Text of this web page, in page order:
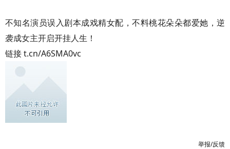
不知名演员误入剧本成戏精女配，不料桃花朵朵都爱她，逆
袭成女主开启开挂人生！
链接 t.cn/A6SMA0vc
举报/反馈